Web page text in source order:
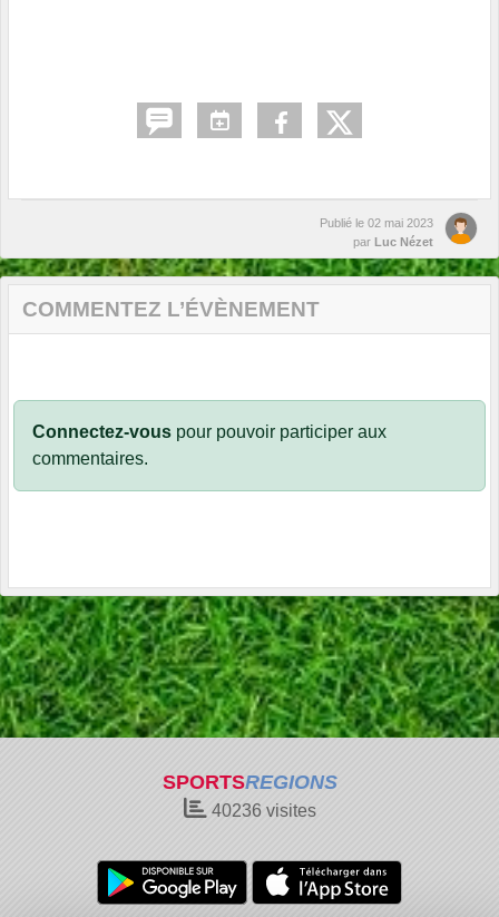
Publié le 02 mai 2023
par Luc Nézet
COMMENTEZ L’ÉVÈNEMENT
Connectez-vous pour pouvoir participer aux
commentaires.
SPORTSREGIONS
40236visites